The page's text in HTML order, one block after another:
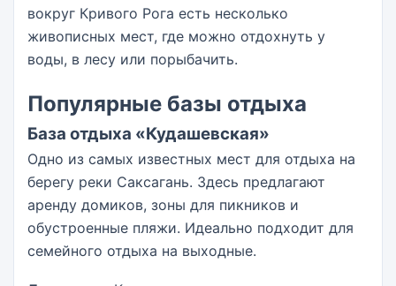
вокруг Кривого Рога есть несколько
живописных мест, где можно отдохнуть у
воды, в лесу или порыбачить.
Популярные базы отдыха
База отдыха «Кудашевская»
Одно из самых известных мест для отдыха на
берегу реки Саксагань. Здесь предлагают
аренду домиков, зоны для пикников и
обустроенные пляжи. Идеально подходит для
семейного отдыха на выходные.